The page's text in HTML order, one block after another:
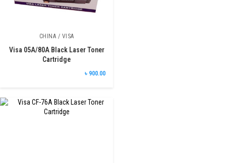
CHINA / VISA
Visa 05A/80A Black Laser Toner
Cartridge
৳ 900.00